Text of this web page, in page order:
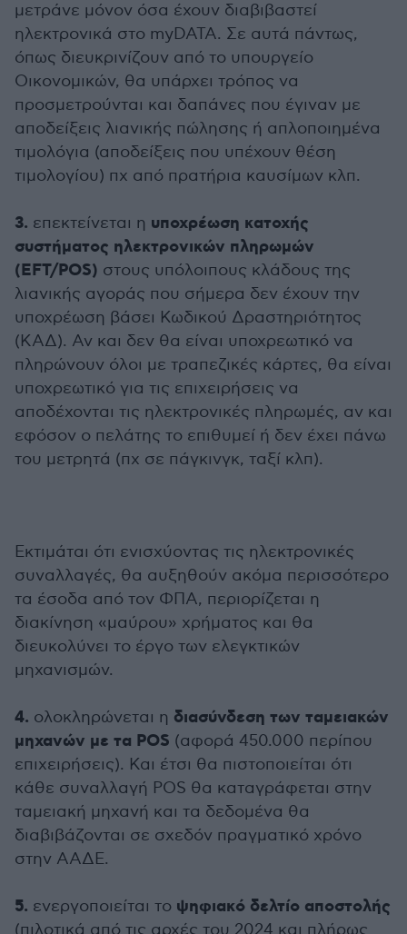
μετράνε μόνον όσα έχουν διαβιβαστεί
ηλεκτρονικά στο myDATA. Σε αυτά πάντως,
όπως διευκρινίζουν από το υπουργείο
Οικονομικών, θα υπάρχει τρόπος να
προσμετρούνται και δαπάνες που έγιναν με
αποδείξεις λιανικής πώλησης ή απλοποιημένα
τιμολόγια (αποδείξεις που υπέχουν θέση
τιμολογίου) πχ από πρατήρια καυσίμων κλπ.
3. επεκτείνεται η υποχρέωση κατοχής
συστήματος ηλεκτρονικών πληρωμών
(EFT/POS) στους υπόλοιπους κλάδους της
λιανικής αγοράς που σήμερα δεν έχουν την
υποχρέωση βάσει Κωδικού Δραστηριότητος
(ΚΑΔ). Αν και δεν θα είναι υποχρεωτικό να
πληρώνουν όλοι με τραπεζικές κάρτες, θα είναι
υποχρεωτικό για τις επιχειρήσεις να
αποδέχονται τις ηλεκτρονικές πληρωμές, αν και
εφόσον ο πελάτης το επιθυμεί ή δεν έχει πάνω
του μετρητά (πχ σε πάγκινγκ, ταξί κλπ).
Εκτιμάται ότι ενισχύοντας τις ηλεκτρονικές
συναλλαγές, θα αυξηθούν ακόμα περισσότερο
τα έσοδα από τον ΦΠΑ, περιορίζεται η
διακίνηση «μαύρου» χρήματος και θα
διευκολύνει το έργο των ελεγκτικών
μηχανισμών.
4. ολοκληρώνεται η διασύνδεση των ταμειακών
μηχανών με τα POS (αφορά 450.000 περίπου
επιχειρήσεις). Και έτσι θα πιστοποιείται ότι
κάθε συναλλαγή POS θα καταγράφεται στην
ταμειακή μηχανή και τα δεδομένα θα
διαβιβάζονται σε σχεδόν πραγματικό χρόνο
στην ΑΑΔΕ.
5. ενεργοποιείται το ψηφιακό δελτίο αποστολής
(πιλοτικά από τις αρχές του 2024 και πλήρως